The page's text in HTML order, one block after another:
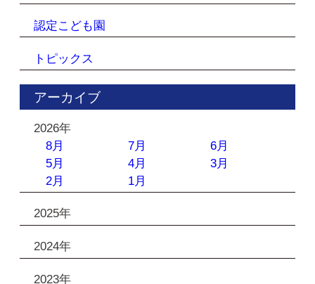
認定こども園
トピックス
アーカイブ
2026年
8月
7月
6月
5月
4月
3月
2月
1月
2025年
2024年
2023年